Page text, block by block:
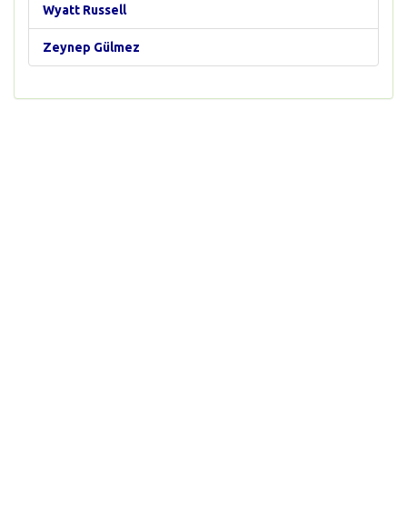
Wyatt Russell
Zeynep Gülmez